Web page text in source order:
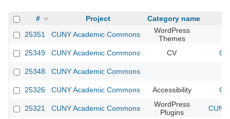
# Project
Category name
25351
CUNY Academic Commons
WordPress
Themes
25349
CUNY Academic Commons CV
25348 CUNY Academic Commons
25326 CUNY Academic Commons Accessibility
25321 CUNY Academic Commons
WordPress
Plugins